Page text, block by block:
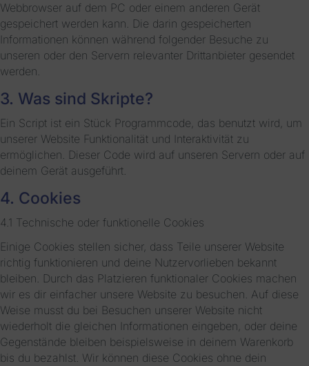
Webbrowser auf dem PC oder einem anderen Gerät
gespeichert werden kann. Die darin gespeicherten
Informationen können während folgender Besuche zu
unseren oder den Servern relevanter Drittanbieter gesendet
werden.
3. Was sind Skripte?
Ein Script ist ein Stück Programmcode, das benutzt wird, um
unserer Website Funktionalität und Interaktivität zu
ermöglichen. Dieser Code wird auf unseren Servern oder auf
deinem Gerät ausgeführt.
4. Cookies
4.1 Technische oder funktionelle Cookies
Einige Cookies stellen sicher, dass Teile unserer Website
richtig funktionieren und deine Nutzervorlieben bekannt
bleiben. Durch das Platzieren funktionaler Cookies machen
wir es dir einfacher unsere Website zu besuchen. Auf diese
Weise musst du bei Besuchen unserer Website nicht
wiederholt die gleichen Informationen eingeben, oder deine
Gegenstände bleiben beispielsweise in deinem Warenkorb
bis du bezahlst. Wir können diese Cookies ohne dein